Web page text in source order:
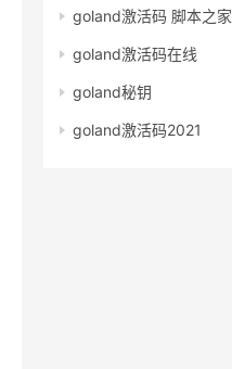
goland激活码 脚本之家
goland激活码在线
goland秘钥
goland激活码2021